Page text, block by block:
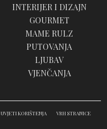
INTERIJER I DIZAJN
GOURMET
MAME RULZ
PUTOVANJA
LJUBAV
VJENČANJA
UVJETI KORIŠTENJA VRH STRANICE